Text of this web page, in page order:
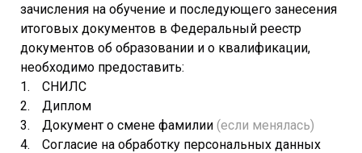
зачисления на обучение и последующего занесения
итоговых документов в Федеральный реестр
документов об образовании и о квалификации,
необходимо предоставить:
СНИЛС
Диплом
Документ о смене фамилии (если менялась)
Согласие на обработку персональных данных